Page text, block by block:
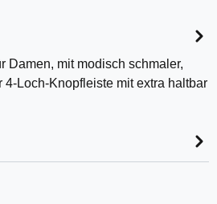
Damen, mit modisch schmaler,
4-Loch-Knopfleiste mit extra haltbar